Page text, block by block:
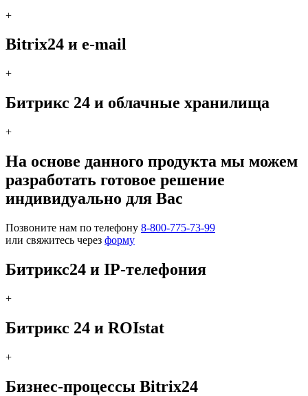
+
Bitrix24 и e-mail
+
Битрикс 24 и облачные хранилища
+
На основе данного продукта мы можем
разработать готовое решение
индивидуально для Вас
Позвоните нам по телефону 8-800-775-73-99
или свяжитесь через форму
Битрикс24 и IP-телефония
+
Битрикс 24 и ROIstat
+
Бизнес-процессы Bitrix24